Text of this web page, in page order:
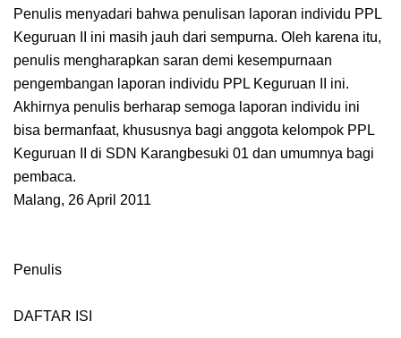
Penulis menyadari bahwa penulisan laporan individu PPL
Keguruan II ini masih jauh dari sempurna. Oleh karena itu,
penulis mengharapkan saran demi kesempurnaan
pengembangan laporan individu PPL Keguruan II ini.
Akhirnya penulis berharap semoga laporan individu ini
bisa bermanfaat, khususnya bagi anggota kelompok PPL
Keguruan II di SDN Karangbesuki 01 dan umumnya bagi
pembaca.
Malang, 26 April 2011
Penulis
DAFTAR ISI